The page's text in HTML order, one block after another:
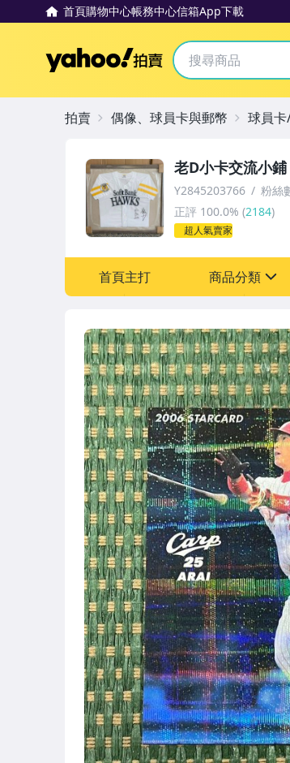
首頁購物中心帳務中心信箱App下載
Yahoo拍賣
老D小卡交流小鋪
Y2845203766 粉絲
正評 100.0% (2184)
超人氣賣家
首頁主打 商品分類
拍賣 偶像、球員卡與郵幣 球員